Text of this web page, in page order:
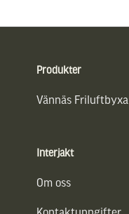
Produkter
Vännäs Friluftbyxa
Interjakt
Om oss